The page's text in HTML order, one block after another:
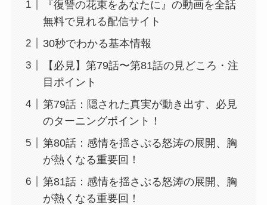
『復讐の花束をあなたに』の動画を全話
無料で見れる配信サイト
30秒でわかる基本情報
【必見】第79話〜第81話の見どころ・注
目ポイント
第79話：隠された真実が動き出す、必見
のターニングポイント！
第80話：感情を揺さぶる怒涛の展開、胸
が熱くなる重要回！
第81話：感情を揺さぶる怒涛の展開、胸
が熱くなる重要回！